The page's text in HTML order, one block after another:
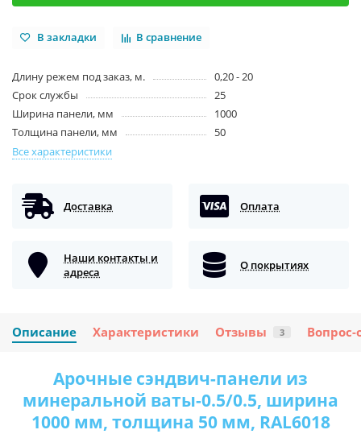
В закладки В сравнение
Длину режем под заказ, м.
0,20 - 20
Срок службы
25
Ширина панели, мм
1000
Толщина панели, мм
50
Все характеристики
Доставка Оплата
Наши контакты и
адреса
О покрытиях
Описание Характеристики Отзывы 3 Вопрос-
Арочные сэндвич-панели из
минеральной ваты-0.5/0.5, ширина
1000 мм, толщина 50 мм, RAL6018